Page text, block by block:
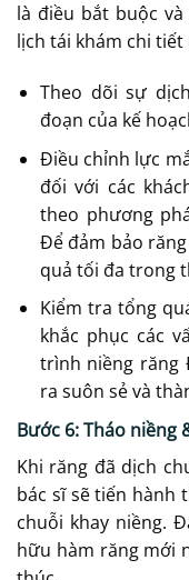
là điều bắt buộc
lịch tái khám chi
Theo dõi sự
đoạn của kế
Điều chỉnh lực
đối với các
theo phương
Để đảm bảo
quả tối đa trong
Kiểm tra tổng
khắc phục các
trình niềng răng
ra suôn sẻ và
Bước 6: Tháo niềng
Khi răng đã dịch
bác sĩ sẽ tiến hành
chuỗi khay niềng.
hữu hàm răng mới